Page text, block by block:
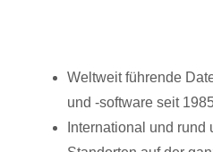
Weltweit führende
und -software seit
International und rund